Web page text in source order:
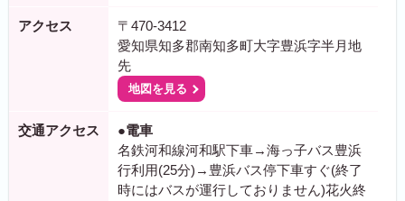
アクセス
〒470-3412
愛知県知多郡南知多町大字豊浜字半月地
先
地図を見る
交通アクセス
●電車
名鉄河和線河和駅下車→海っ子バス豊浜
行利用(25分)→豊浜バス停下車すぐ(終了
時にはバスが運行しておりません)花火終